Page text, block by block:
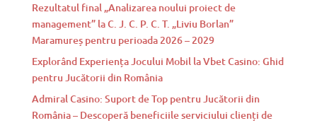
Rezultatul final „Analizarea noului proiect de
management” la C. J. C. P. C. T. „Liviu Borlan”
Maramureș pentru perioada 2026 – 2029
Explorând Experiența Jocului Mobil la Vbet Casino: Ghid
pentru Jucătorii din România
Admiral Casino: Suport de Top pentru Jucătorii din
România – Descoperă beneficiile serviciului clienți de